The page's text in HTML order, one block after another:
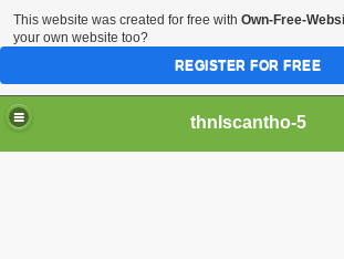
thnlscantho-5
This website was created for free with Own-Free-
your own website too?
REGISTER FOR FREE